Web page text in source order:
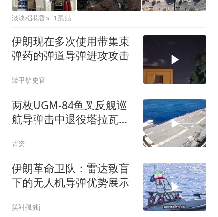
淡淡稻花香s 1跟贴
伊朗现在多次使用带集束
弹药的弹道导弹进攻攻击
装甲铲史官
两枚UGM-84鱼叉反舰巡
航导弹击中退役塔拉瓦级
古姿
伊朗革命卫队：雷达致盲
下的无人机导弹优势展示
笑衬孤独j